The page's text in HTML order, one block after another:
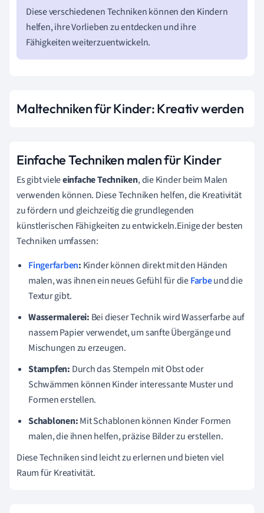
Diese verschiedenen Techniken können den Kindern
helfen, ihre Vorlieben zu entdecken und ihre
Fähigkeiten weiterzuentwickeln.
Maltechniken für Kinder: Kreativ werden
Einfache Techniken malen für Kinder
Es gibt vieleeinfache Techniken, die Kinder beim Malen
verwenden können. Diese Techniken helfen, die Kreativität
zu fördern und gleichzeitig die grundlegenden
künstlerischen Fähigkeiten zu entwickeln.Einige der besten
Techniken umfassen:
Fingerfarben: Kinder können direkt mit den Händen
malen, was ihnen ein neues Gefühl für dieFarbeund die
Textur gibt.
Wassermalerei: Bei dieser Technik wird Wasserfarbe auf
nassem Papier verwendet, um sanfte Übergänge und
Mischungen zu erzeugen.
Stampfen: Durch das Stempeln mit Obst oder
Schwämmen können Kinder interessante Muster und
Formen erstellen.
Schablonen:Mit Schablonen können Kinder Formen
malen, die ihnen helfen, präzise Bilder zu erstellen.
Diese Techniken sind leicht zu erlernen und bieten viel
Raum für Kreativität.